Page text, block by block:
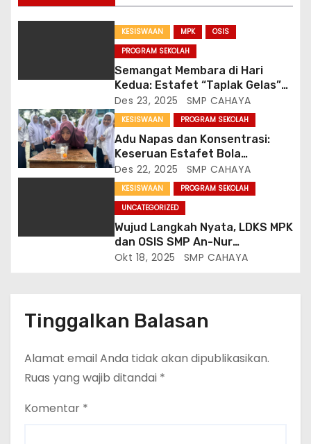
KESISWAAN MPK
OSIS
PROGRAM SEKOLAH
Semangat Membara di Hari
Kedua: Estafet “Taplak Gelas”
Hebohkan Class Meeting ke-60
SMP An Nur
Des 23, 2025 SMP CAHAYA
KESISWAAN PROGRAM SEKOLAH
Adu Napas dan Konsentrasi:
Keseruan Estafet Bola
Pingpong di Classmeeting SMP
An Nur
Des 22, 2025 SMP CAHAYA
KESISWAAN
PROGRAM SEKOLAH
UNCATEGORIZED
Wujud Langkah Nyata, LDKS MPK
dan OSIS SMP An-Nur
Bululawang Libatkan Alumni
Okt 18, 2025 SMP CAHAYA
Tinggalkan Balasan
Alamat email Anda tidak akan dipublikasikan.
Ruas yang wajib ditandai *
Komentar *